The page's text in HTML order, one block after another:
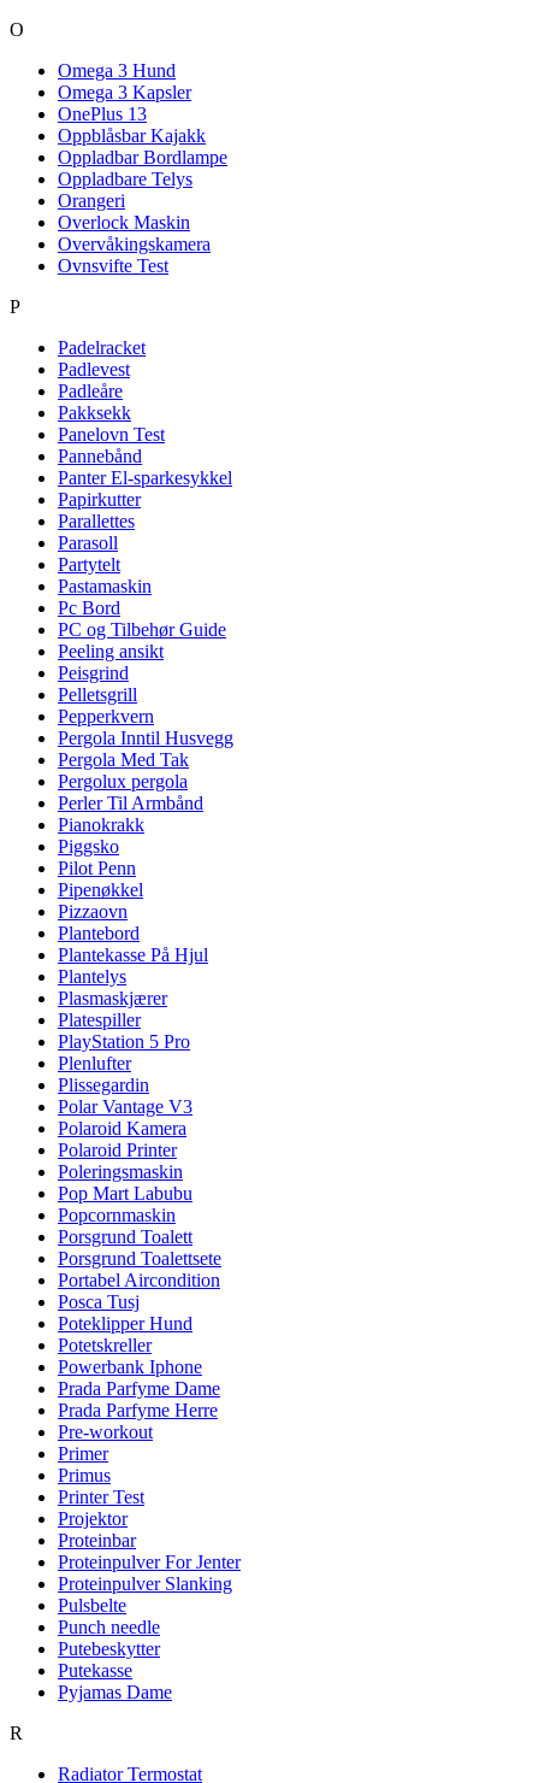
O
Omega 3 Hund
Omega 3 Kapsler
OnePlus 13
Oppblåsbar Kajakk
Oppladbar Bordlampe
Oppladbare Telys
Orangeri
Overlock Maskin
Overvåkingskamera
Ovnsvifte Test
P
Padelracket
Padlevest
Padleåre
Pakksekk
Panelovn Test
Pannebånd
Panter El-sparkesykkel
Papirkutter
Parallettes
Parasoll
Partytelt
Pastamaskin
Pc Bord
PC og Tilbehør Guide
Peeling ansikt
Peisgrind
Pelletsgrill
Pepperkvern
Pergola Inntil Husvegg
Pergola Med Tak
Pergolux pergola
Perler Til Armbånd
Pianokrakk
Piggsko
Pilot Penn
Pipenøkkel
Pizzaovn
Plantebord
Plantekasse På Hjul
Plantelys
Plasmaskjærer
Platespiller
PlayStation 5 Pro
Plenlufter
Plissegardin
Polar Vantage V3
Polaroid Kamera
Polaroid Printer
Poleringsmaskin
Pop Mart Labubu
Popcornmaskin
Porsgrund Toalett
Porsgrund Toalettsete
Portabel Aircondition
Posca Tusj
Poteklipper Hund
Potetskreller
Powerbank Iphone
Prada Parfyme Dame
Prada Parfyme Herre
Pre-workout
Primer
Primus
Printer Test
Projektor
Proteinbar
Proteinpulver For Jenter
Proteinpulver Slanking
Pulsbelte
Punch needle
Putebeskytter
Putekasse
Pyjamas Dame
R
Radiator Termostat